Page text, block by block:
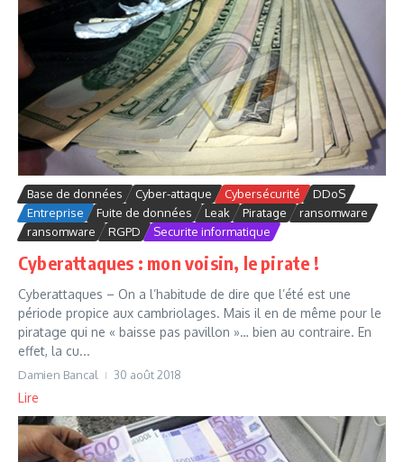
Base de données Cyber-attaque Cybersécurité
DDoS
Entreprise
Fuite de données Leak Piratage
ransomware
ransomware
RGPD Securite informatique
Cyberattaques : mon voisin, le pirate !
Cyberattaques – On a l’habitude de dire que l’été est une
période propice aux cambriolages. Mais il en de même pour le
piratage qui ne « baisse pas pavillon »… bien au contraire. En
effet, la cu...
Damien Bancal 30 août 2018
Lire